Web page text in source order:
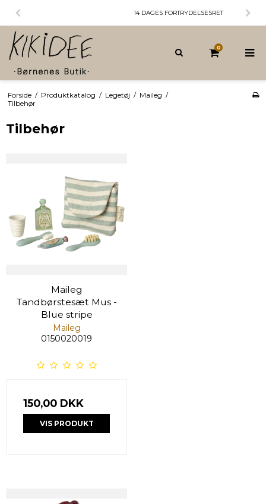
14 DAGES FORTRYDELSESRET
0
Forside / Produktkatalog / Legetøj / Maileg /
Tilbehør
Tilbehør
Maileg
Tandbørstesæt Mus -
Blue stripe
Maileg
0150020019
150,00 DKK
VIS PRODUKT